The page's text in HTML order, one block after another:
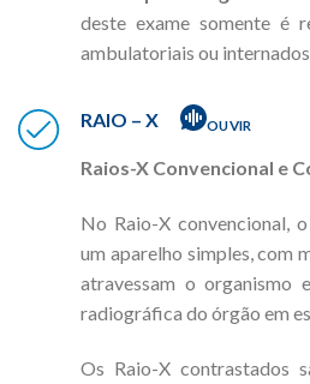
deste exame somente é
ambulatoriais ou
RAIO – X OUVIR
Raios-X Convencional e
No Raio-X convencional,
um aparelho simples, com
atravessam o organismo
radiográfica do órgão em
Os Raio-X contrastados